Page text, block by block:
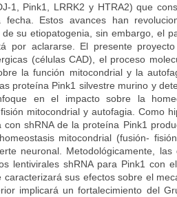
1, Pink1, LRRK2 y HTRA2) que
Estos avances han
su etiopatogenia, sin embargo, el
por aclararse. El presente proyecto
(células CAD), el proceso
la función mitocondrial y la
proteína Pink1 silvestre murino y
en el impacto sobre la
mitocondrial y autofagia. Como
shRNA de la proteína Pink1
mitocondrial (fusión-
neuronal. Metodológicamente, las
lentivirales shRNA para Pink1 con
sus efectos sobre el
implicará un fortalecimiento del